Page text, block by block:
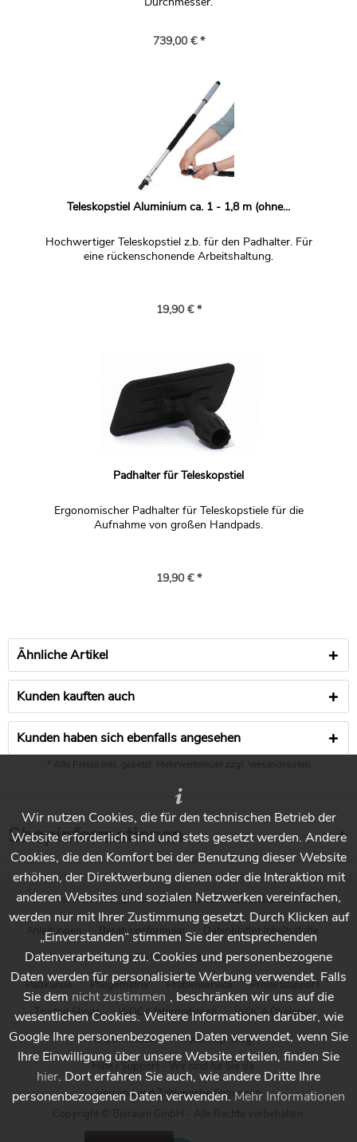
739,00 € *
Teleskopstiel Aluminium ca. 1 - 1,8 m (ohne...
Hochwertiger Teleskopstiel z.b. für den Padhalter. Für
eine rückenschonende Arbeitshaltung.
19,90 € *
Padhalter für Teleskopstiel
Ergonomischer Padhalter für Teleskopstiele für die
Aufnahme von großen Handpads.
19,90 € *
Ähnliche Artikel
Kunden kauften auch
Kunden haben sich ebenfalls angesehen
* Alle Preise inkl. gesetzl. Mehrwertsteuer zzgl. Versandkosten
Shopinformationen
* Alle Preise inkl. gesetzl. Mehrwertsteuer zzgl.Versandkosten
Anleitungen Beratungsformular
Datenblätter Inhaltsstoffe
Händlersuche - Finden Sie Ihren Händler vor Ort
Holzpflege
Padkunde
Pflegematrix Probenservice
Projektsupport
Trusted Shops
WOCA Informationen
WOCA Ökologie
WOCA Videos
Wocashop-Blog
Hilfe / Support - Wir sind für Sie da
Versand und Zahlungsbedingungen
Wir nutzen Cookies, die für den technischen Betrieb der
Website erforderlich sind und stets gesetzt werden. Andere
Cookies, die den Komfort bei der Benutzung dieser Website
erhöhen, der Direktwerbung dienen oder die Interaktion mit
anderen Websites und sozialen Netzwerken vereinfachen,
werden nur mit Ihrer Zustimmung gesetzt. Durch Klicken auf
„Einverstanden“ stimmen Sie der entsprechenden
Datenverarbeitung zu. Cookies und personenbezogene
Daten werden für personalisierte Werbung verwendet. Falls
Sie dem nicht zustimmen , beschränken wir uns auf die
wesentlichen Cookies. Weitere Informationen darüber, wie
Google Ihre personenbezogenen Daten verwendet, wenn Sie
Ihre Einwilligung über unsere Website erteilen, finden Sie
hier. Dort erfahren Sie auch, wie andere Dritte Ihre
personenbezogenen Daten verwenden. Mehr Informationen